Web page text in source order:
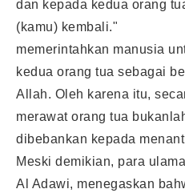
dan kepada kedua orang
(kamu) kembali."
memerintahkan manusia
kedua orang tua sebagai
Allah. Oleh karena itu,
merawat orang tua
dibebankan kepada
Meski demikian, para
Al Adawi, menegaskan